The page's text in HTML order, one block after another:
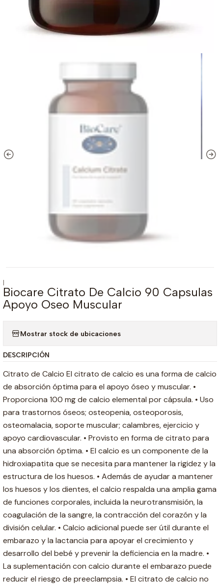
|
Biocare Citrato De Calcio 90 Capsulas
Apoyo Oseo Muscular
Mostrar stock de ubicaciones
DESCRIPCIÓN
Citrato de Calcio El citrato de calcio es una forma de calcio
de absorción óptima para el apoyo óseo y muscular. •
Proporciona 100 mg de calcio elemental por cápsula. • Uso
para trastornos óseos; osteopenia, osteoporosis,
osteomalacia, soporte muscular; calambres, ejercicio y
apoyo cardiovascular. • Provisto en forma de citrato para
una absorción óptima. • El calcio es un componente de la
hidroxiapatita que se necesita para mantener la rigidez y la
estructura de los huesos. • Además de ayudar a mantener
los huesos y los dientes, el calcio respalda una amplia gama
de funciones corporales, incluida la neurotransmisión, la
coagulación de la sangre, la contracción del corazón y la
división celular. • Calcio adicional puede ser útil durante el
embarazo y la lactancia para apoyar el crecimiento y
desarrollo del bebé y prevenir la deficiencia en la madre. •
La suplementación con calcio durante el embarazo puede
reducir el riesgo de preeclampsia. • El citrato de calcio no